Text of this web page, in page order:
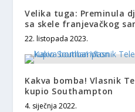
Velika tuga: Preminula
sa skele franjevačkog
22. listopada 2023.
Kakva bomba! Vlasnik
kupio Southampton
4. siječnja 2022.